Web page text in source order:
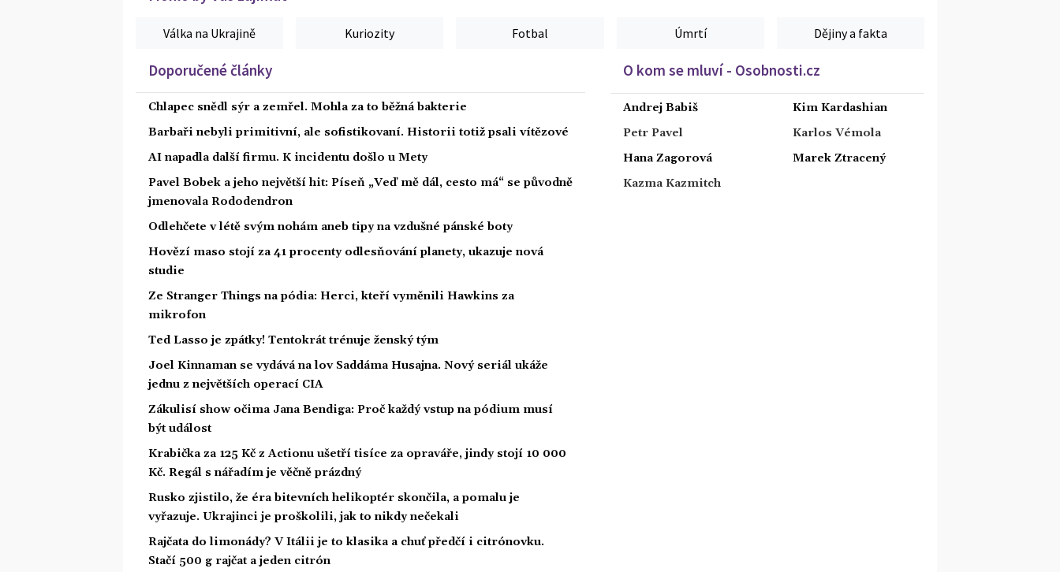
Válka na Ukrajině Kuriozity Fotbal Úmrtí Dějiny a fakta
Doporučené články
Chlapec snědl sýr a zemřel. Mohla za to běžná bakterie
Barbaři nebyli primitivní, ale sofistikovaní. Historii totiž psali vítězové
AI napadla další firmu. K incidentu došlo u Mety
Pavel Bobek a jeho největší hit: Píseň „Veď mě dál, cesto má“ se původně
jmenovala Rododendron
Odlehčete v létě svým nohám aneb tipy na vzdušné pánské boty
Hovězí maso stojí za 41 procenty odlesňování planety, ukazuje nová
studie
Ze Stranger Things na pódia: Herci, kteří vyměnili Hawkins za
mikrofon
Ted Lasso je zpátky! Tentokrát trénuje ženský tým
Joel Kinnaman se vydává na lov Saddáma Husajna. Nový seriál ukáže
jednu z největších operací CIA
Zákulisí show očima Jana Bendiga: Proč každý vstup na pódium musí
být událost
Krabička za 125 Kč z Actionu ušetří tisíce za opraváře, jindy stojí 10 000
Kč. Regál s nářadím je věčně prázdný
Rusko zjistilo, že éra bitevních helikoptér skončila, a pomalu je
vyřazuje. Ukrajinci je proškolili, jak to nikdy nečekali
Rajčata do limonády? V Itálii je to klasika a chuť předčí i citrónovku.
Stačí 500 g rajčat a jeden citrón
O kom se mluví - Osobnosti.cz
Andrej Babiš
Petr Pavel
Hana Zagorová
Kazma Kazmitch
Kim Kardashian
Karlos Vémola
Marek Ztracený